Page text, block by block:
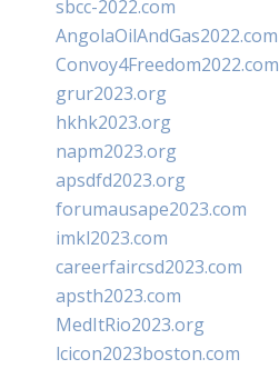
sbcc-2022.com
AngolaOilAndGas2022.com
Convoy4Freedom2022.com
grur2023.org
hkhk2023.org
napm2023.org
apsdfd2023.org
forumausape2023.com
imkl2023.com
careerfaircsd2023.com
apsth2023.com
MedItRio2023.org
lcicon2023boston.com